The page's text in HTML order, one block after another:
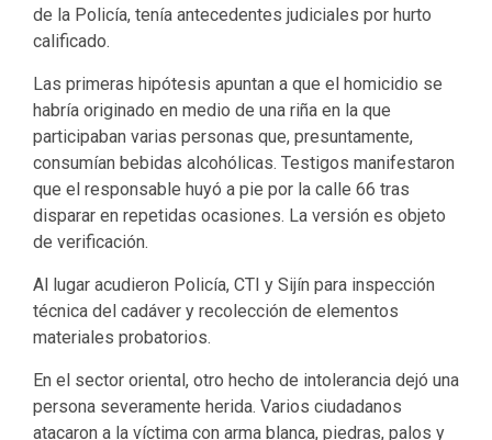
de la Policía, tenía antecedentes judiciales por hurto
calificado.
Las primeras hipótesis apuntan a que el homicidio se
habría originado en medio de una riña en la que
participaban varias personas que, presuntamente,
consumían bebidas alcohólicas. Testigos manifestaron
que el responsable huyó a pie por la calle 66 tras
disparar en repetidas ocasiones. La versión es objeto
de verificación.
Al lugar acudieron Policía, CTI y Sijín para inspección
técnica del cadáver y recolección de elementos
materiales probatorios.
En el sector oriental, otro hecho de intolerancia dejó una
persona severamente herida. Varios ciudadanos
atacaron a la víctima con arma blanca, piedras, palos y